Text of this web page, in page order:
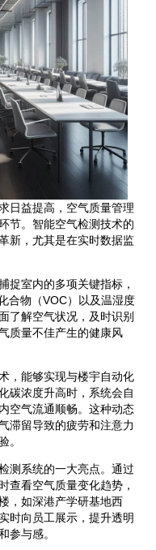
日益提高，空气质量管理
节。智能空气检测技术的
新，尤其是在实时数据监
捉室内的多项关键指标，
合物（VOC）以及温湿度
了解空气状况，及时识别
质量不佳产生的健康风
，能够实现与楼宇自动化
碳浓度升高时，系统会自
空气流通顺畅。这种动态
滞留导致的疲劳和注意力
。
测系统的一大亮点。通过
查看空气质量变化趋势，
，如深港产学研基地西
时向员工展示，提升透明
参与感。